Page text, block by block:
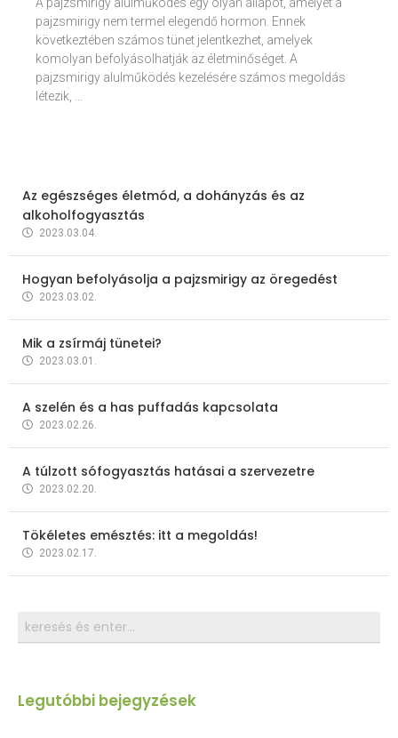
pajzsmirigy nem termel elegendő hormon. Ennek
következtében számos tünet jelentkezhet, amelyek
komolyan befolyásolhatják az életminőséget. A
pajzsmirigy alulműködés kezelésére számos megoldás
létezik, …
Az egészséges életmód, a dohányzás és az
alkoholfogyasztás
2023.03.04.
Hogyan befolyásolja a pajzsmirigy az öregedést
2023.03.02.
Mik a zsírmáj tünetei?
2023.03.01.
A szelén és a has puffadás kapcsolata
2023.02.26.
A túlzott sófogyasztás hatásai a szervezetre
2023.02.20.
Tökéletes emésztés: itt a megoldás!
2023.02.17.
Legutóbbi bejegyzések